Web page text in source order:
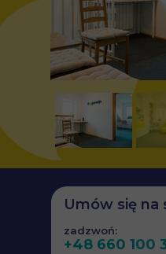
Umów się na
zadzwoń:
+48 660 100